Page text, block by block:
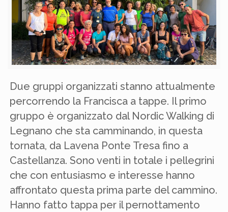
Due gruppi organizzati stanno attualmente
percorrendo la Francisca a tappe. Il primo
gruppo è organizzato dal Nordic Walking di
Legnano che sta camminando, in questa
tornata, da Lavena Ponte Tresa fino a
Castellanza. Sono venti in totale i pellegrini
che con entusiasmo e interesse hanno
affrontato questa prima parte del cammino.
Hanno fatto tappa per il pernottamento